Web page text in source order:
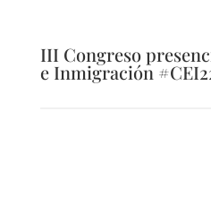
III Congreso
e Inmigración